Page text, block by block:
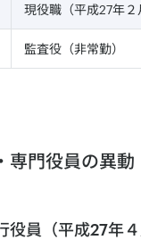
現役職（平成27年２
監査役（非常勤）
専門役員の異動
役員（平成27年４